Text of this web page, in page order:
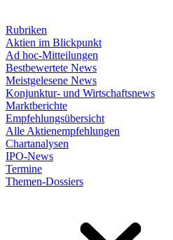
Rubriken
Aktien im Blickpunkt
Ad hoc-Mitteilungen
Bestbewertete News
Meistgelesene News
Konjunktur- und Wirtschaftsnews
Marktberichte
Empfehlungsübersicht
Alle Aktienempfehlungen
Chartanalysen
IPO-News
Termine
Themen-Dossiers